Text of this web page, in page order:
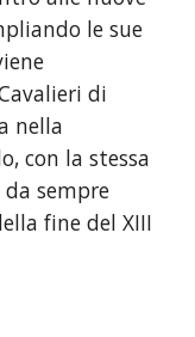
le sue
di
nella
con la stessa
da sempre
fine del XIII